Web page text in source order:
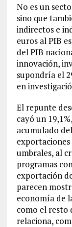
No es un
sino que
indirectos e
euros al PIB
del PIB
innovación,
supondría el
en
El repunte
cayó un
acumulado
umbrales, al
programas
exportación
parecen
economía de
como el resto
relaciona,